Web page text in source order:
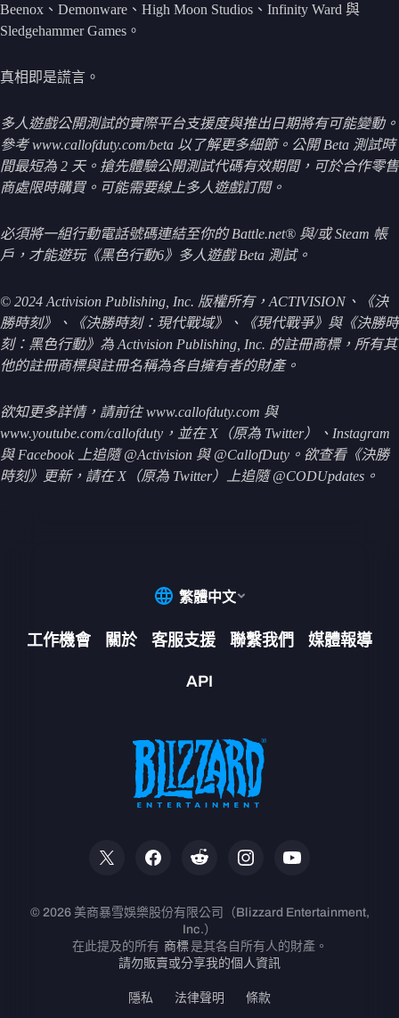
Beenox、Demonware、High Moon Studios、Infinity Ward 與
Sledgehammer Games。
真相即是謊言。
多人遊戲公開測試的實際平台支援度與推出日期將有可能變動。
參考 www.callofduty.com/beta 以了解更多細節。公開 Beta 測試時
間最短為 2 天。搶先體驗公開測試代碼有效期間，可於合作零售
商處限時購買。可能需要線上多人遊戲訂閱。
必須將一組行動電話號碼連結至你的 Battle.net® 與/或 Steam 帳
戶，才能遊玩《黑色行動6》多人遊戲 Beta 測試。
© 2024 Activision Publishing, Inc. 版權所有，ACTIVISION、《決
勝時刻》、《決勝時刻：現代戰域》、《現代戰爭》與《決勝時
刻：黑色行動》為 Activision Publishing, Inc. 的註冊商標，所有其
他的註冊商標與註冊名稱為各自擁有者的財產。
欲知更多詳情，請前往 www.callofduty.com 與
www.youtube.com/callofduty，並在 X（原為 Twitter）、Instagram
與 Facebook 上追隨 @Activision 與 @CallofDuty。欲查看《決勝
時刻》更新，請在 X（原為 Twitter）上追隨 @CODUpdates。